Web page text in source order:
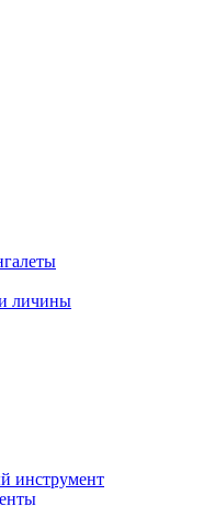
личины
инструмент